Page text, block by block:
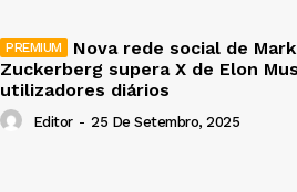
Nova rede social de Mark
Zuckerberg supera X de Elon
utilizadores diários
Editor - 25 De Setembro, 2025